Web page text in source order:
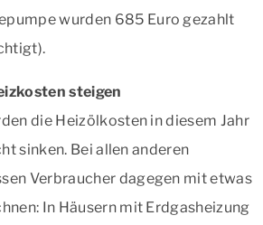
wurden 685 Euro gezahlt
steigen
die Heizölkosten in diesem Jahr
sinken. Bei allen anderen
Verbraucher dagegen mit etwas
In Häusern mit Erdgasheizung